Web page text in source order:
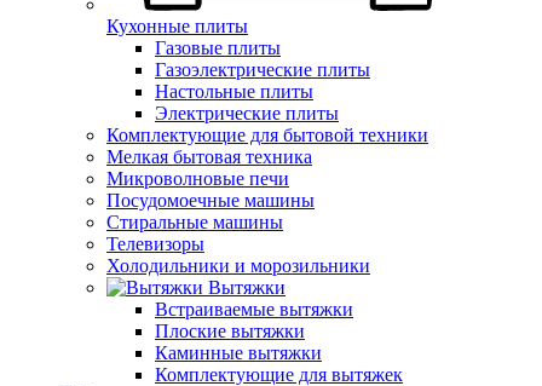
Кухонные плиты
Газовые плиты
Газоэлектрические плиты
Настольные плиты
Электрические плиты
Комплектующие для бытовой техники
Мелкая бытовая техника
Микроволновые печи
Посудомоечные машины
Стиральные машины
Телевизоры
Холодильники и морозильники
Вытяжки
Встраиваемые вытяжки
Плоские вытяжки
Каминные вытяжки
Комплектующие для вытяжек